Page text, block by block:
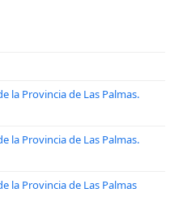
la Provincia de Las Palmas.
la Provincia de Las Palmas.
la Provincia de Las Palmas